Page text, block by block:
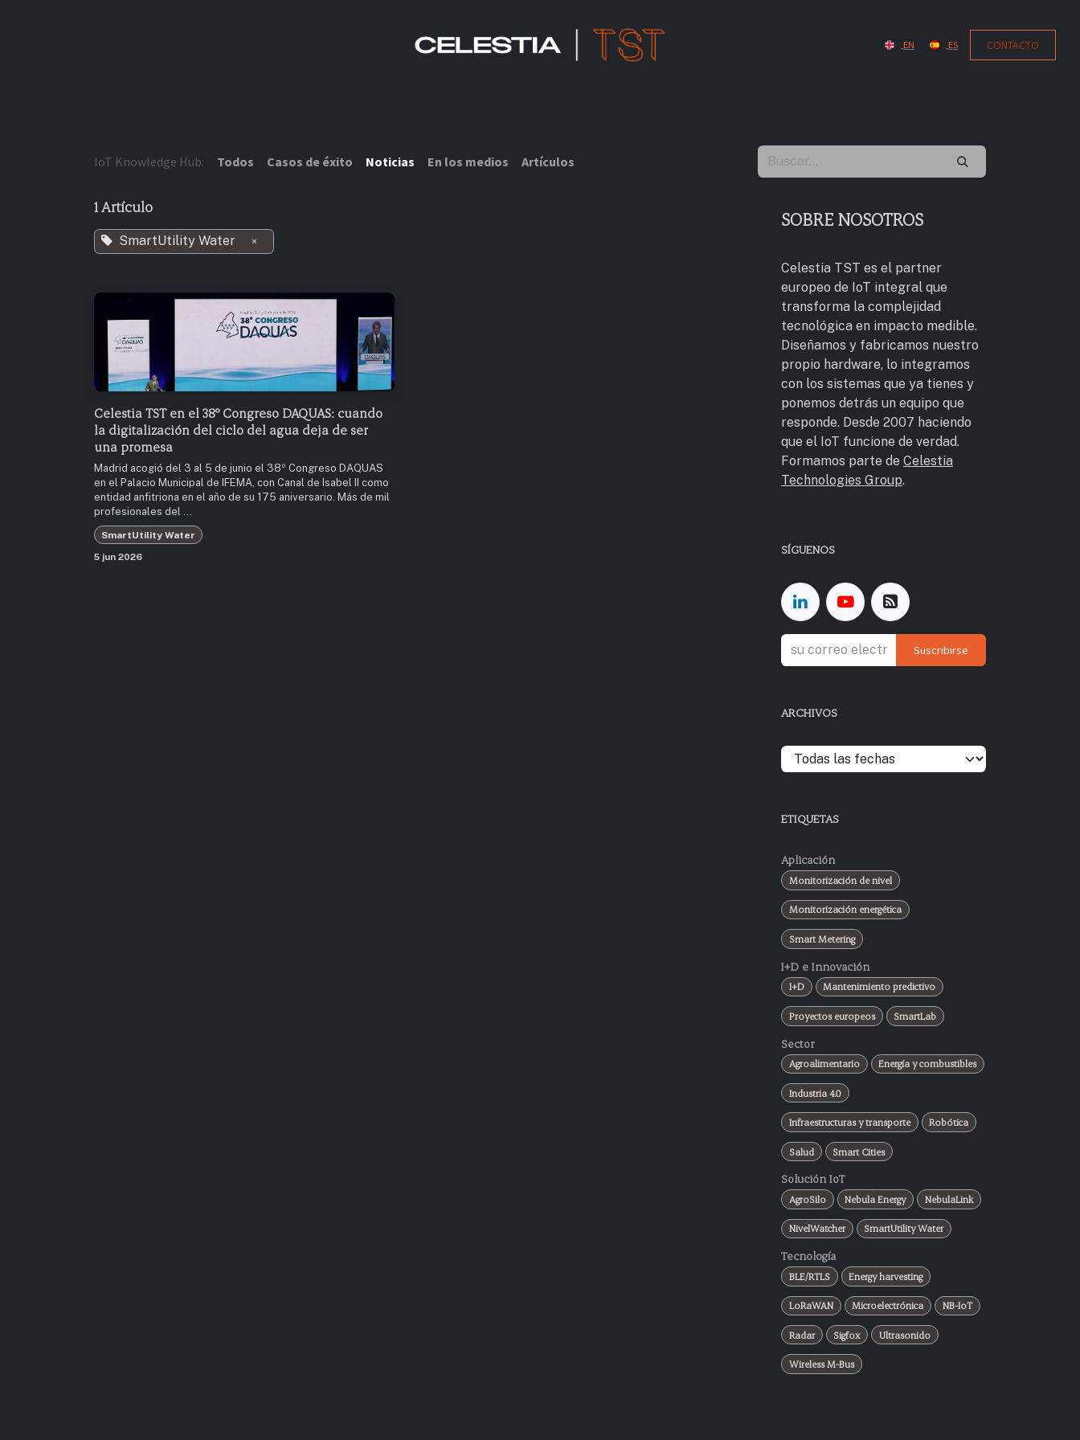
EN ES CONTACT​​​​O
IoT Knowledge Hub: Todos Casos de éxito Noticias En los medios Artículos
1 Artículo
SmartUtility Water ×
Celestia TST en el 38º Congreso DAQUAS: cuando
la digitalización del ciclo del agua deja de ser
una promesa
Madrid acogió del 3 al 5 de junio el 38º Congreso DAQUAS
en el Palacio Municipal de IFEMA, con Canal de Isabel II como
entidad anfitriona en el año de su 175 aniversario. Más de mil
profesionales del ...
SmartUtility Water
5 jun 2026
SOBRE NOSOTROS
Celestia TST es el partner
europeo de IoT integral que
transforma la complejidad
tecnológica en impacto medible.
Diseñamos y fabricamos nuestro
propio hardware, lo integramos
con los sistemas que ya tienes y
ponemos detrás un equipo que
responde. Desde 2007 haciendo
que el IoT funcione de verdad.
Formamos parte de Celestia
Technologies Group.
SÍGUENOS
Suscribirse
ARCHIVOS
ETIQUETAS
Aplicación
Monitorización de nivel
Monitorización energética
Smart Metering
I+D e Innovación
I+D Mantenimiento predictivo
Proyectos europeos SmartLab
Sector
Agroalimentario Energía y combustibles
Industria 4.0
Infraestructuras y transporte Robótica
Salud Smart Cities
Solución IoT
AgroSilo Nebula Energy NebulaLink
NivelWatcher SmartUtility Water
Tecnología
BLE/RTLS Energy harvesting
LoRaWAN Microelectrónica NB-IoT
Radar Sigfox Ultrasonido
Wireless M-Bus